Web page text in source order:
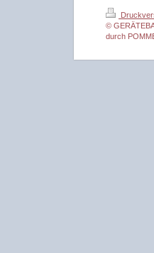
©
durch